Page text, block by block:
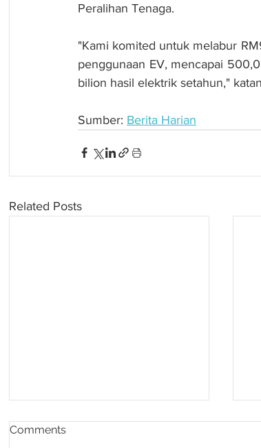
Peralihan Tenaga.
"Kami komited untuk melabur
penggunaan EV, mencapai
bilion hasil elektrik setahun,"
Sumber: Berita Harian
Related Posts
Comments